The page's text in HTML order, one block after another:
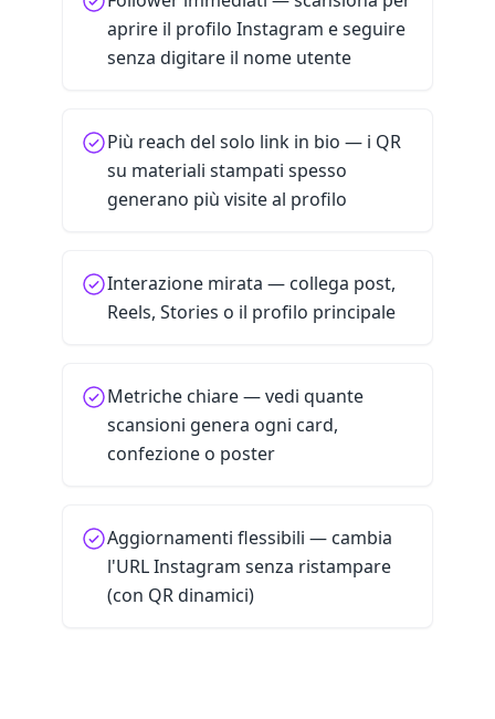
aprire il profilo Instagram e seguire
senza digitare il nome utente
Più reach del solo link in bio — i QR
su materiali stampati spesso
generano più visite al profilo
Interazione mirata — collega post,
Reels, Stories o il profilo principale
Metriche chiare — vedi quante
scansioni genera ogni card,
confezione o poster
Aggiornamenti flessibili — cambia
l'URL Instagram senza ristampare
(con QR dinamici)